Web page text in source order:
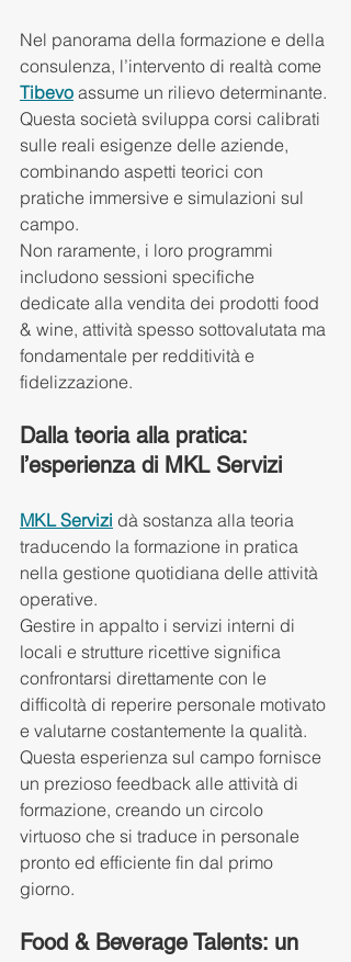
Nel panorama della formazione e della
consulenza, l’intervento di realtà come
Tibevo assume un rilievo determinante.
Questa società sviluppa corsi calibrati
sulle reali esigenze delle aziende,
combinando aspetti teorici con
pratiche immersive e simulazioni sul
campo.
Non raramente, i loro programmi
includono sessioni specifiche
dedicate alla vendita dei prodotti food
& wine, attività spesso sottovalutata ma
fondamentale per redditività e
fidelizzazione.
Dalla teoria alla pratica:
l’esperienza di MKL Servizi
MKL Servizi dà sostanza alla teoria
traducendo la formazione in pratica
nella gestione quotidiana delle attività
operative.
Gestire in appalto i servizi interni di
locali e strutture ricettive significa
confrontarsi direttamente con le
difficoltà di reperire personale motivato
e valutarne costantemente la qualità.
Questa esperienza sul campo fornisce
un prezioso feedback alle attività di
formazione, creando un circolo
virtuoso che si traduce in personale
pronto ed efficiente fin dal primo
giorno.
Food & Beverage Talents: un